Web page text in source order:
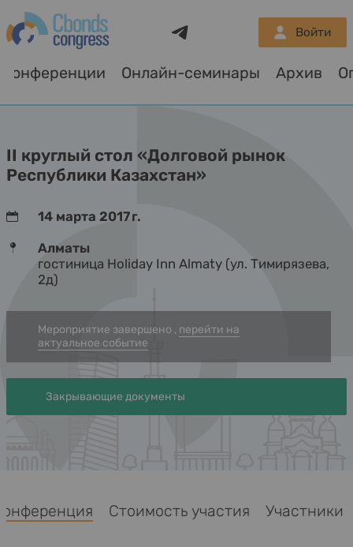
Конференции Онлайн-семинары Архив
Войти
II круглый стол «Долговой рынок
Республики Казахстан»
14 марта 2017 г.
Алматы
гостиница Holiday Inn Almaty (ул. Тимирязева,
2д)
Мероприятие завершено , перейти на
актуальное событие
Закрывающие документы
Стоимость участия Участники